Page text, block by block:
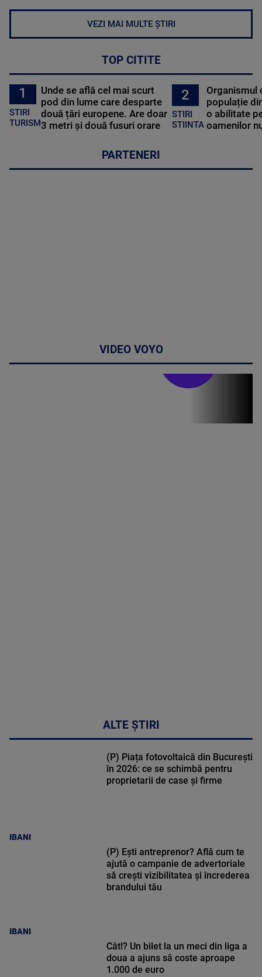
VEZI MAI MULTE ȘTIRI
TOP CITITE
1
STIRI
TURISM
Unde se află cel mai scurt
pod din lume care desparte
două țări europene. Are doar
3 metri și două fusuri orare
2
STIRI
STIINTA
Organismul
populație
o abilitate
oamenilor
PARTENERI
VIDEO VOYO
Stirile PRO TV
ALTE ȘTIRI
IBANI
(P) Piața fotovoltaică din București
în 2026: ce se schimbă pentru
proprietarii de case și firme
IBANI
(P) Ești antreprenor? Află cum te
ajută o campanie de advertoriale
să crești vizibilitatea și încrederea
brandului tău
Cât!? Un bilet la un meci din liga a
doua a ajuns să coste aproape
1.000 de euro